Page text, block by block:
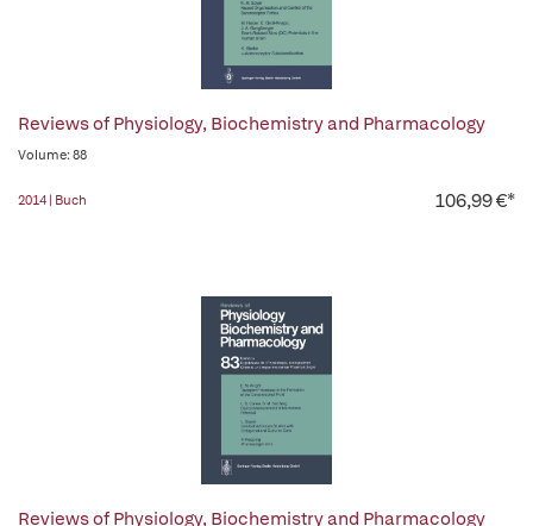
Reviews of Physiology, Biochemistry and Pharmacology
Volume: 88
2014 | Buch 106,99 €*
Reviews of Physiology, Biochemistry and Pharmacology